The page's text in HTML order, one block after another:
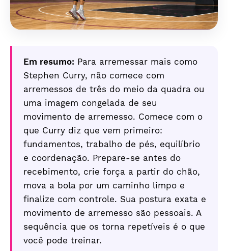
Em resumo: Para arremessar mais como
Stephen Curry, não comece com
arremessos de três do meio da quadra ou
uma imagem congelada de seu
movimento de arremesso. Comece com o
que Curry diz que vem primeiro:
fundamentos, trabalho de pés, equilíbrio
e coordenação. Prepare-se antes do
recebimento, crie força a partir do chão,
mova a bola por um caminho limpo e
finalize com controle. Sua postura exata e
movimento de arremesso são pessoais. A
sequência que os torna repetíveis é o que
você pode treinar.